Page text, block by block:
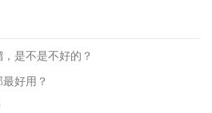
是不是不好的？
好用？